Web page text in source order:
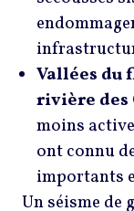
Vallées du
rivière des
moins
ont connu
importants
Un séisme de